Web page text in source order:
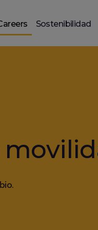
Sostenibilidad